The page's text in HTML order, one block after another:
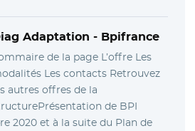
Adaptation - Bpifrance
de la page L’offre Les
Les contacts Retrouvez
autres offres de la
de BPI
2020 et à la suite du Plan de